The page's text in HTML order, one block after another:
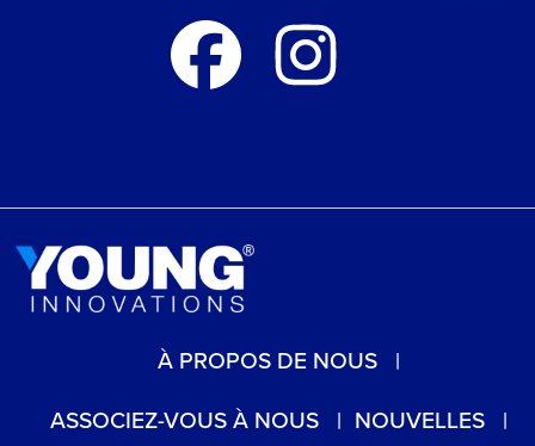
À PROPOS DE NOUS
ASSOCIEZ-VOUS À NOUS
NOUVELLES